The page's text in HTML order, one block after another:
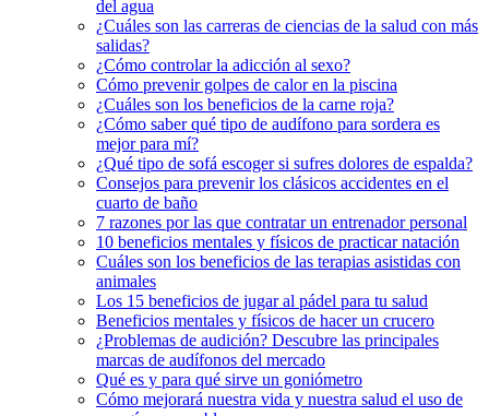
del agua
¿Cuáles son las carreras de ciencias de la salud con más
salidas?
¿Cómo controlar la adicción al sexo?
Cómo prevenir golpes de calor en la piscina
¿Cuáles son los beneficios de la carne roja?
¿Cómo saber qué tipo de audífono para sordera es
mejor para mí?
¿Qué tipo de sofá escoger si sufres dolores de espalda?
Consejos para prevenir los clásicos accidentes en el
cuarto de baño
7 razones por las que contratar un entrenador personal
10 beneficios mentales y físicos de practicar natación
Cuáles son los beneficios de las terapias asistidas con
animales
Los 15 beneficios de jugar al pádel para tu salud
Beneficios mentales y físicos de hacer un crucero
¿Problemas de audición? Descubre las principales
marcas de audífonos del mercado
Qué es y para qué sirve un goniómetro
Cómo mejorará nuestra vida y nuestra salud el uso de